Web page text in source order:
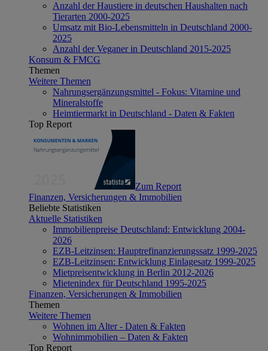
Anzahl der Haustiere in deutschen Haushalten nach
Tierarten 2000-2025
Umsatz mit Bio-Lebensmitteln in Deutschland 2000-
2025
Anzahl der Veganer in Deutschland 2015-2025
Konsum & FMCG
Themen
Weitere Themen
Nahrungsergänzungsmittel - Fokus: Vitamine und
Mineralstoffe
Heimtiermarkt in Deutschland - Daten & Fakten
Top Report
Zum Report
Finanzen, Versicherungen & Immobilien
Beliebte Statistiken
Aktuelle Statistiken
Immobilienpreise Deutschland: Entwicklung 2004-
2026
EZB-Leitzinsen: Hauptrefinanzierungssatz 1999-2025
EZB-Leitzinsen: Entwicklung Einlagesatz 1999-2025
Mietpreisentwicklung in Berlin 2012-2026
Mietenindex für Deutschland 1995-2025
Finanzen, Versicherungen & Immobilien
Themen
Weitere Themen
Wohnen im Alter - Daten & Fakten
Wohnimmobilien – Daten & Fakten
Top Report